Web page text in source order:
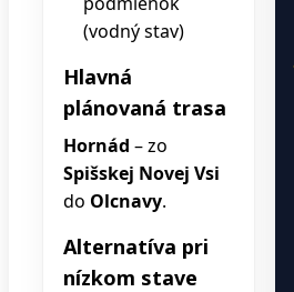
(vodný stav)
Hlavná
plánovaná trasa
Hornád – zo
Spišskej Novej Vsi
do Olcnavy.
Alternatíva pri
nízkom stave